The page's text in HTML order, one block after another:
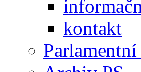
kontakt